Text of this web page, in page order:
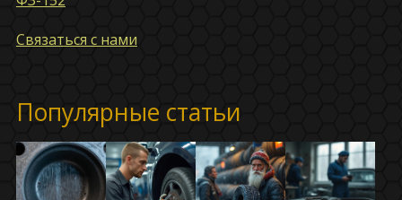
Связаться с нами
Популярные статьи